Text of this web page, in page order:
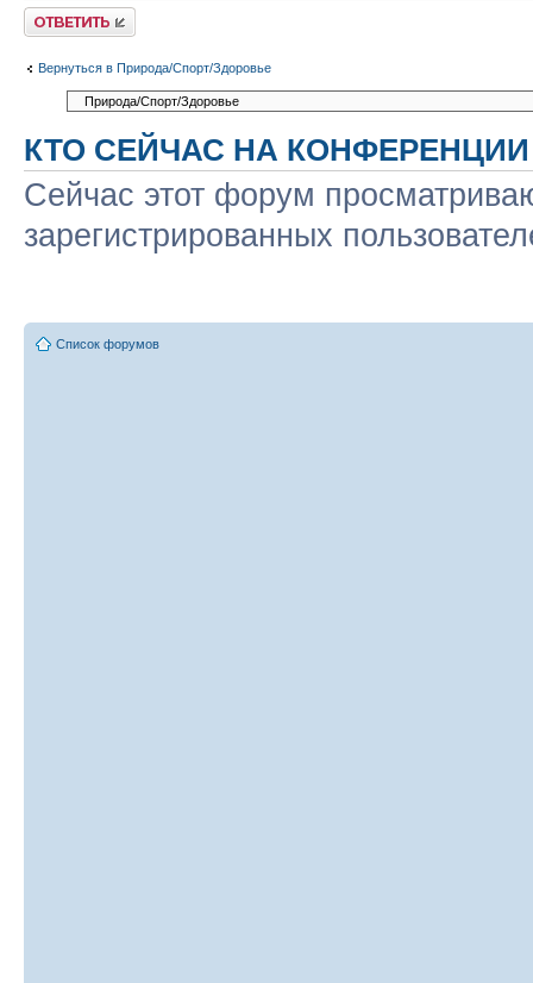
Ответить
Вернуться в Природа/Спорт/Здоровье
КТО СЕЙЧАС НА КОНФЕРЕНЦИИ
Сейчас этот форум
зарегистрированных
Список форумов